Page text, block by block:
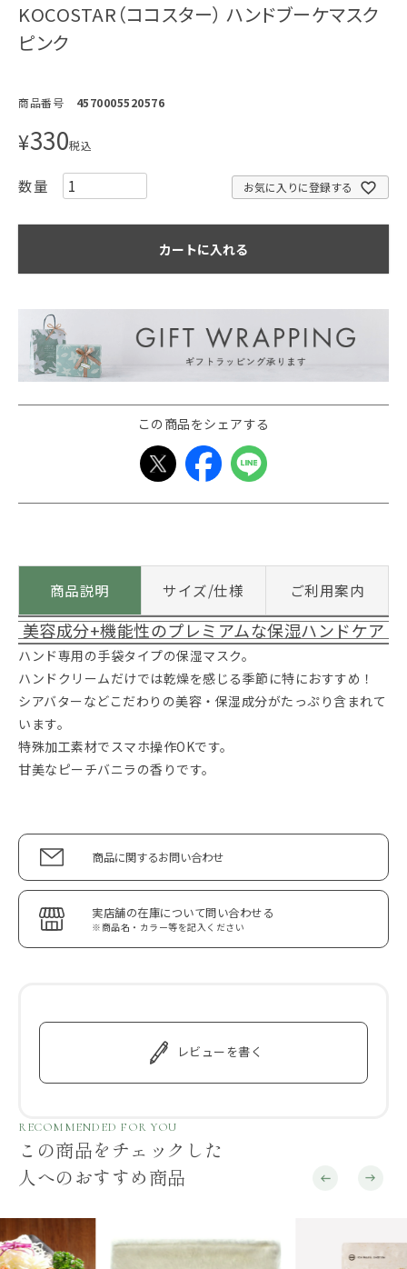
KOCOSTAR（ココスター） ハンドブーケマスク
ピンク
商品番号 4570005520576
¥330税込
お気に入りに登録する
カートに入れる
この商品をシェアする
商品説明 サイズ/仕様 ご利用案内
美容成分+機能性のプレミアムな保湿ハンドケア
ハンド専用の手袋タイプの保湿マスク。
ハンドクリームだけでは乾燥を感じる季節に特におすすめ！
シアバターなどこだわりの美容・保湿成分がたっぷり含まれて
います。
特殊加工素材でスマホ操作OKです。
甘美なピーチバニラの香りです。
商品に関するお問い合わせ
実店舗の在庫について問い合わせる
※商品名・カラー等を記入ください
レビューを書く
RECOMMENDED FOR YOU
この商品をチェックした
人へのおすすめ商品